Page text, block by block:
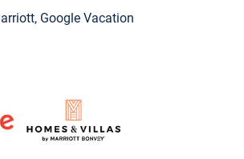
Google Vacation